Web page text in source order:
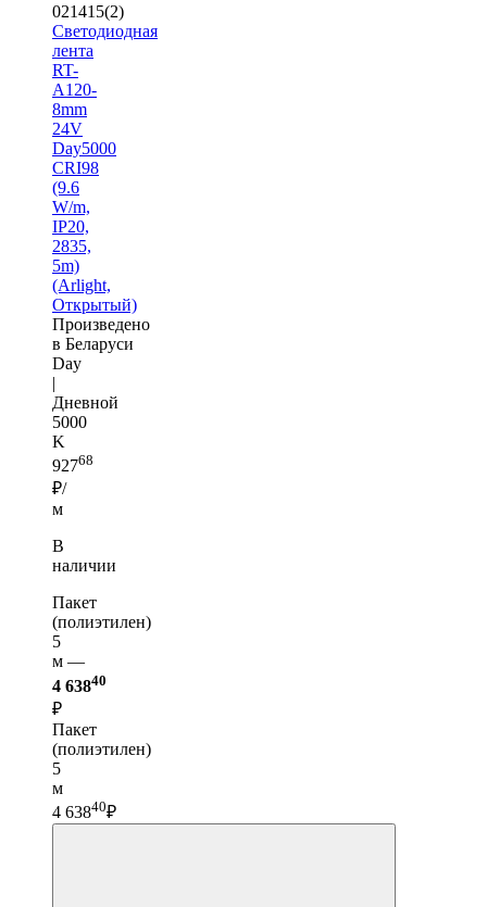
021415(2)
Светодиодная
лента
RT-
A120-
8mm
24V
Day5000
CRI98
(9.6
W/m,
IP20,
2835,
5m)
(Arlight,
Открытый)
Произведено
в Беларуси
Day
|
Дневной
5000
K
92768
₽/
м
В
наличии
Пакет
(полиэтилен)
5
м —
4 63840
₽
Пакет
(полиэтилен)
5
м
4 63840₽